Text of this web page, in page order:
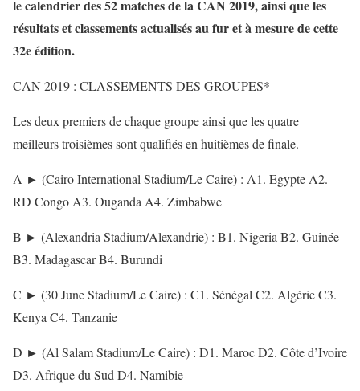
le calendrier des 52 matches de la CAN 2019, ainsi que les
résultats et classements actualisés au fur et à mesure de cette
32e édition.
CAN 2019 : CLASSEMENTS DES GROUPES*
Les deux premiers de chaque groupe ainsi que les quatre
meilleurs troisièmes sont qualifiés en huitièmes de finale.
A ► (Cairo International Stadium/Le Caire) : A1. Egypte A2.
RD Congo A3. Ouganda A4. Zimbabwe
B ► (Alexandria Stadium/Alexandrie) : B1. Nigeria B2. Guinée
B3. Madagascar B4. Burundi
C ► (30 June Stadium/Le Caire) : C1. Sénégal C2. Algérie C3.
Kenya C4. Tanzanie
D ► (Al Salam Stadium/Le Caire) : D1. Maroc D2. Côte d’Ivoire
D3. Afrique du Sud D4. Namibie